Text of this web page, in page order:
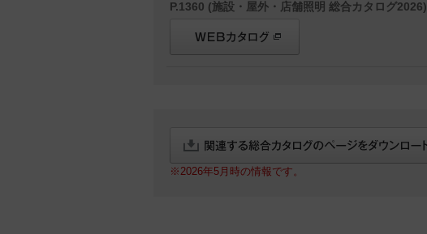
P.1360 (施設・屋外・店舗照明 総合カタログ2026)
※2026年5月時の情報です。